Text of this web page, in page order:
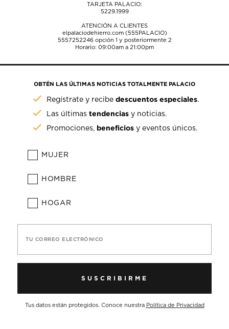
TARJETA PALACIO:
5229.1999
ATENCIÓN A CLIENTES
elpalaciodehierro.com (555PALACIO)
5557252246opción 1 y posteriormente 2
Horario: 09:00am a 21:00pm
OBTÉN LAS ÚLTIMAS NOTICIAS TOTALMENTE PALACIO
Regístrate y recibedescuentos especiales.
Las últimastendencias y noticias.
Promociones, beneficios y eventos únicos.
MUJER
HOMBRE
HOGAR
TU CORREO ELECTRÓNICO
SUSCRIBIRME
Tus datos están protegidos. Conoce nuestra Política de Privacidad